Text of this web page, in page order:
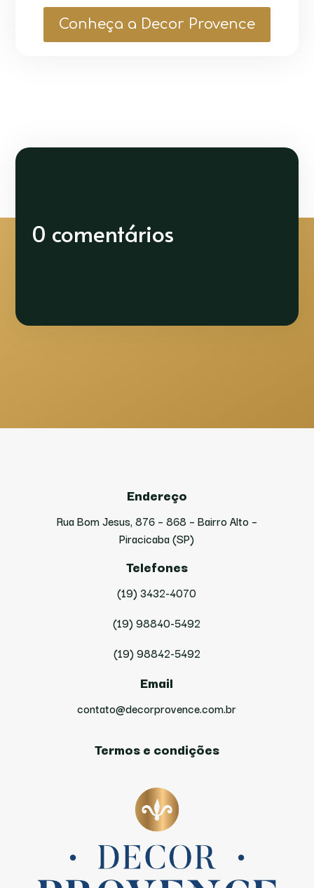
Conheça a Decor Provence
0 comentários
Endereço
Rua Bom Jesus, 876 – 868 – Bairro Alto –
Piracicaba (SP)
Telefones
(19) 3432-4070
(19) 98840-5492
(19) 98842-5492
Email
contato@decorprovence.com.br
Termos e condições